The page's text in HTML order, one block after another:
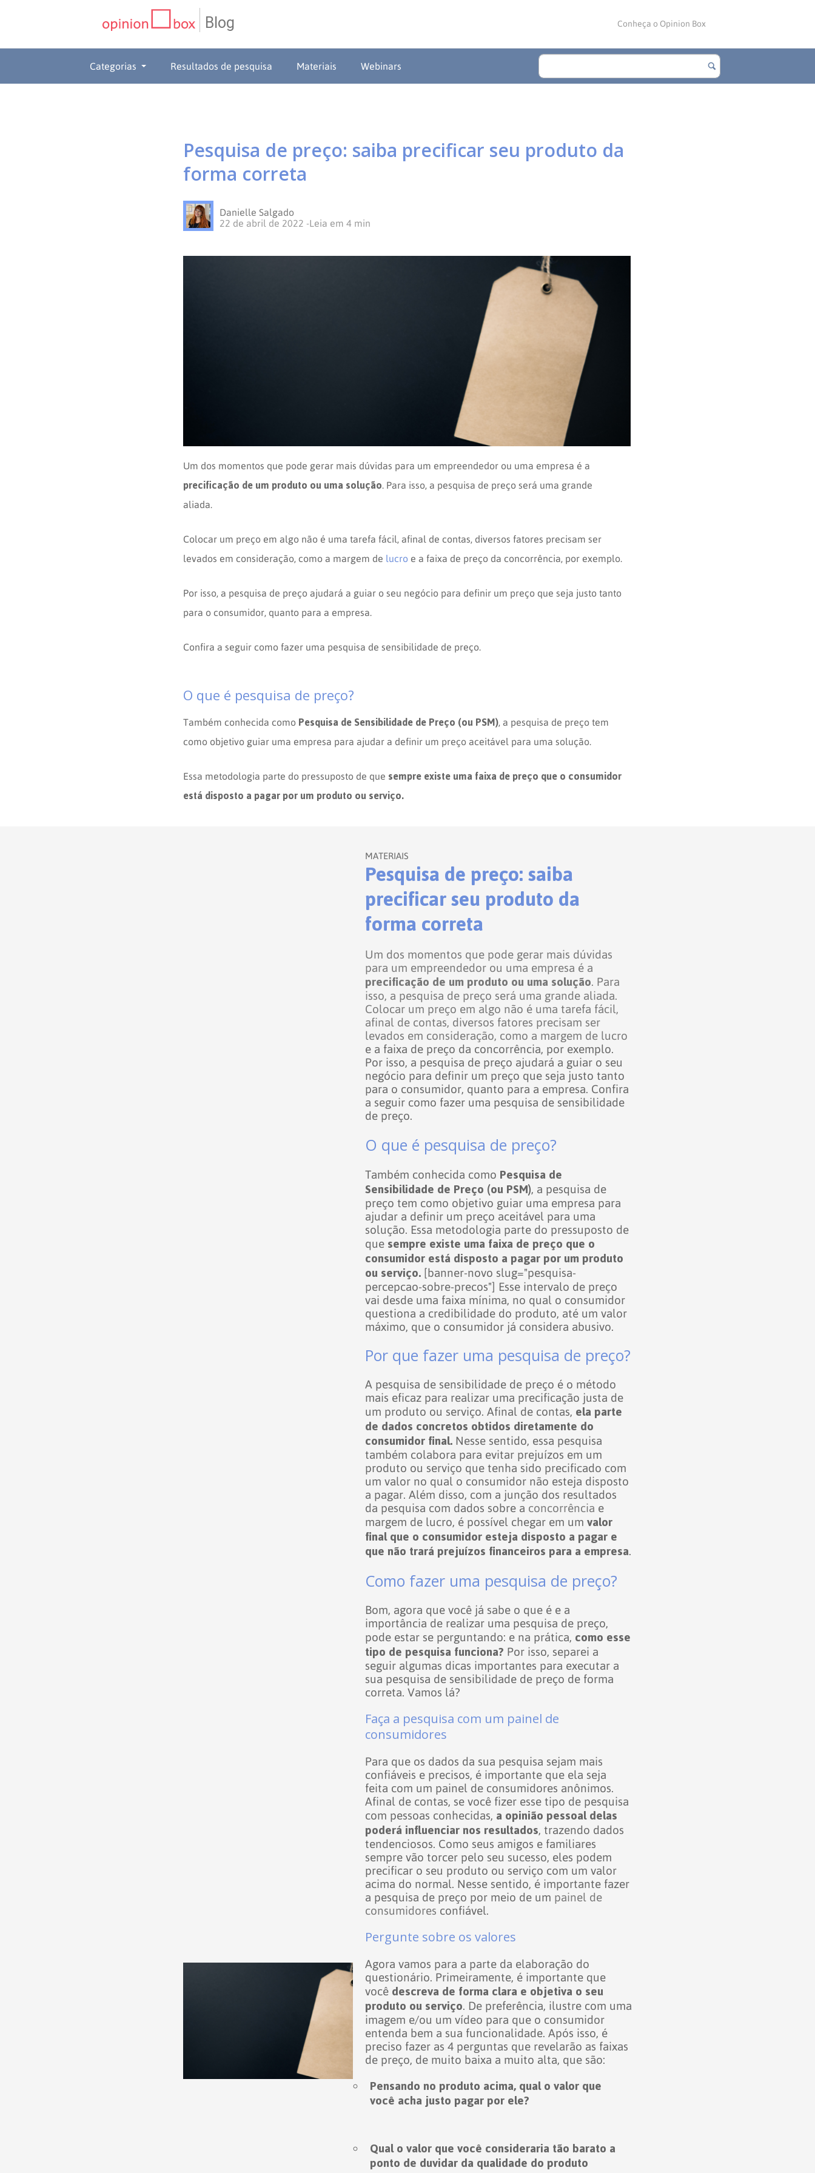
Blog Conheça o Opinion Box
Categorias Resultados de pesquisa Materiais Webinars
Pesquisa de preço: saiba precificar seu produto da
forma correta
Danielle Salgado
22 de abril de 2022 -Leia em 4 min
Um dos momentos que pode gerar mais dúvidas para um empreendedor ou uma empresa é a
precificação de um produto ou uma solução. Para isso, a pesquisa de preço será uma grande
aliada.
Colocar um preço em algo não é uma tarefa fácil, afinal de contas, diversos fatores precisam ser
levados em consideração, como a margem de lucro e a faixa de preço da concorrência, por exemplo.
Por isso, a pesquisa de preço ajudará a guiar o seu negócio para definir um preço que seja justo tanto
para o consumidor, quanto para a empresa.
Confira a seguir como fazer uma pesquisa de sensibilidade de preço.
O que é pesquisa de preço?
Também conhecida como Pesquisa de Sensibilidade de Preço (ou PSM), a pesquisa de preço tem
como objetivo guiar uma empresa para ajudar a definir um preço aceitável para uma solução.
Essa metodologia parte do pressuposto de que sempre existe uma faixa de preço que o consumidor
está disposto a pagar por um produto ou serviço.
MATERIAIS
Pesquisa de preço: saiba
precificar seu produto da
forma correta
Um dos momentos que pode gerar mais dúvidas
para um empreendedor ou uma empresa é a
precificação de um produto ou uma solução. Para
isso, a pesquisa de preço será uma grande aliada.
Colocar um preço em algo não é uma tarefa fácil,
afinal de contas, diversos fatores precisam ser
levados em consideração, como a margem de lucro
e a faixa de preço da concorrência, por exemplo.
Por isso, a pesquisa de preço ajudará a guiar o seu
negócio para definir um preço que seja justo tanto
para o consumidor, quanto para a empresa. Confira
a seguir como fazer uma pesquisa de sensibilidade
de preço.
O que é pesquisa de preço?
Também conhecida como Pesquisa de
Sensibilidade de Preço (ou PSM), a pesquisa de
preço tem como objetivo guiar uma empresa para
ajudar a definir um preço aceitável para uma
solução. Essa metodologia parte do pressuposto de
que sempre existe uma faixa de preço que o
consumidor está disposto a pagar por um produto
ou serviço. [banner-novo slug="pesquisa-
percepcao-sobre-precos"] Esse intervalo de preço
vai desde uma faixa mínima, no qual o consumidor
questiona a credibilidade do produto, até um valor
máximo, que o consumidor já considera abusivo.
Por que fazer uma pesquisa de preço?
A pesquisa de sensibilidade de preço é o método
mais eficaz para realizar uma precificação justa de
um produto ou serviço. Afinal de contas, ela parte
de dados concretos obtidos diretamente do
consumidor final. Nesse sentido, essa pesquisa
também colabora para evitar prejuízos em um
produto ou serviço que tenha sido precificado com
um valor no qual o consumidor não esteja disposto
a pagar. Além disso, com a junção dos resultados
da pesquisa com dados sobre a concorrência e
margem de lucro, é possível chegar em um valor
final que o consumidor esteja disposto a pagar e
que não trará prejuízos financeiros para a empresa.
Como fazer uma pesquisa de preço?
Bom, agora que você já sabe o que é e a
importância de realizar uma pesquisa de preço,
pode estar se perguntando: e na prática, como esse
tipo de pesquisa funciona? Por isso, separei a
seguir algumas dicas importantes para executar a
sua pesquisa de sensibilidade de preço de forma
correta. Vamos lá?
Faça a pesquisa com um painel de
consumidores
Para que os dados da sua pesquisa sejam mais
confiáveis e precisos, é importante que ela seja
feita com um painel de consumidores anônimos.
Afinal de contas, se você fizer esse tipo de pesquisa
com pessoas conhecidas, a opinião pessoal delas
poderá influenciar nos resultados, trazendo dados
tendenciosos. Como seus amigos e familiares
sempre vão torcer pelo seu sucesso, eles podem
precificar o seu produto ou serviço com um valor
acima do normal. Nesse sentido, é importante fazer
a pesquisa de preço por meio de um painel de
consumidores confiável.
Pergunte sobre os valores
Agora vamos para a parte da elaboração do
questionário. Primeiramente, é importante que
você descreva de forma clara e objetiva o seu
produto ou serviço. De preferência, ilustre com uma
imagem e/ou um vídeo para que o consumidor
entenda bem a sua funcionalidade. Após isso, é
preciso fazer as 4 perguntas que revelarão as faixas
de preço, de muito baixa a muito alta, que são:
Pensando no produto acima, qual o valor que
você acha justo pagar por ele?
Qual o valor que você consideraria tão barato a
ponto de duvidar da qualidade do produto
CATEGORIAS
NPS
RESULTADOS